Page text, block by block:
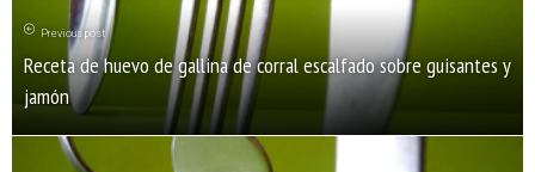
Previous post
Receta de huevo de gallina de corral escalfado sobre guisantes y
jamón